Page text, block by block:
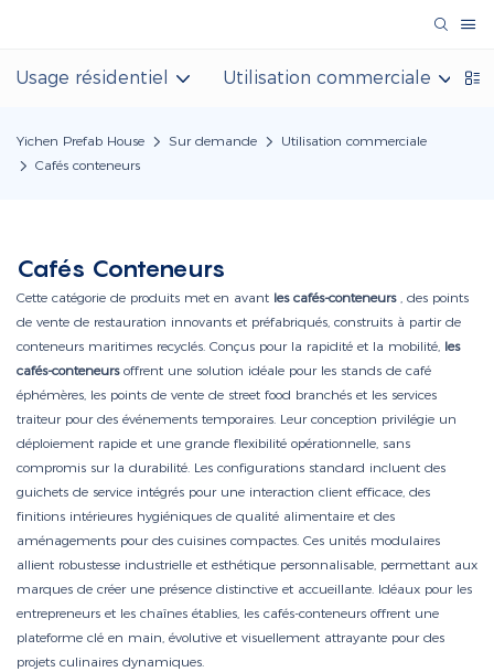
Usage résidentiel Utilisation commerciale
Yichen Prefab House Sur demande
Utilisation commerciale
Cafés conteneurs
Cafés Conteneurs
Cette catégorie de produits met en avant les cafés-conteneurs, des points
de vente de restauration innovants et préfabriqués, construits à partir de
conteneurs maritimes recyclés. Conçus pour la rapidité et la mobilité, les
cafés-conteneursoffrent une solution idéale pour les stands de café
éphémères, les points de vente de street food branchés et les services
traiteur pour des événements temporaires. Leur conception privilégie un
déploiement rapide et une grande flexibilité opérationnelle, sans
compromis sur la durabilité. Les configurations standard incluent des
guichets de service intégrés pour une interaction client efficace, des
finitions intérieures hygiéniques de qualité alimentaire et des
aménagements pour des cuisines compactes. Ces unités modulaires
allient robustesse industrielle et esthétique personnalisable, permettant aux
marques de créer une présence distinctive et accueillante. Idéaux pour les
entrepreneurs et les chaînes établies, les cafés-conteneurs offrent une
plateforme clé en main, évolutive et visuellement attrayante pour des
projets culinaires dynamiques.